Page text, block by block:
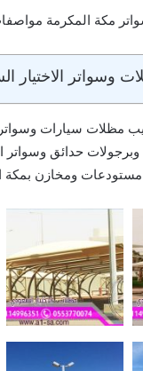
مكة المكرمة
وسواتر الاختيار
مظلات سيارات
حدائق وسواتر
مستودعات ومخازن بمكة